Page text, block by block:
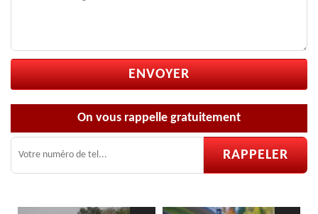
On vous rappelle gratuitement